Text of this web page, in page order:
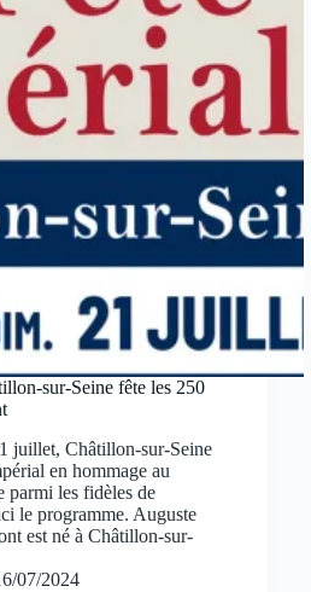
sur-Seine fête les 250
juillet, Châtillon-sur-Seine
en hommage au
parmi les fidèles de
le programme. Auguste
est né à Châtillon-sur-
07/2024